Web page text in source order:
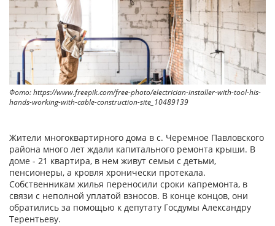
Фото: https://www.freepik.com/free-photo/electrician-installer-with-tool-his-
hands-working-with-cable-construction-site_10489139
Жители многоквартирного дома в с. Черемное Павловского
района много лет ждали капитального ремонта крыши. В
доме - 21 квартира, в нем живут семьи с детьми,
пенсионеры, а кровля хронически протекала.
Собственникам жилья переносили сроки капремонта, в
связи с неполной уплатой взносов. В конце концов, они
обратились за помощью к депутату Госдумы Александру
Терентьеву.